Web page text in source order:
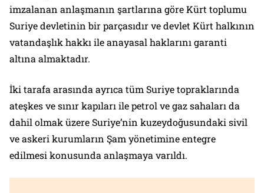
imzalanan anlaşmanın şartlarına göre Kürt toplumu
Suriye devletinin bir parçasıdır ve devlet Kürt halkının
vatandaşlık hakkı ile anayasal haklarını garanti
altına almaktadır.
İki tarafa arasında ayrıca tüm Suriye topraklarında
ateşkes ve sınır kapıları ile petrol ve gaz sahaları da
dahil olmak üzere Suriye’nin kuzeydoğusundaki sivil
ve askeri kurumların Şam yönetimine entegre
edilmesi konusunda anlaşmaya varıldı.